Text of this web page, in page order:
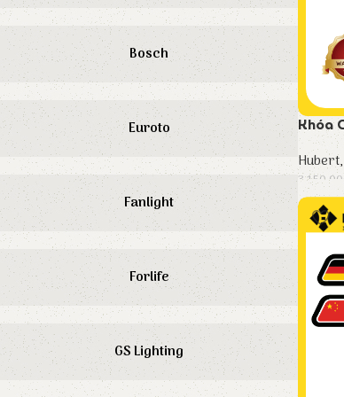
Bosch
Euroto
Fanlight
Forlife
GS Lighting
Khóa
Hubert,